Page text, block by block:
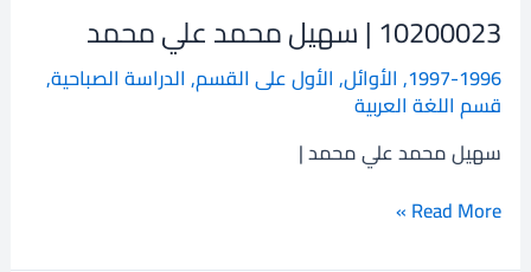
10200023 | سهيل محمد علي محمد
1997-1996
, الأوائل, الأول على القسم, الدراسة الصباحية,
قسم اللغة العربية
سهيل محمد علي محمد |
10200023
سهيل
محمد
علي
محمد
Read More »